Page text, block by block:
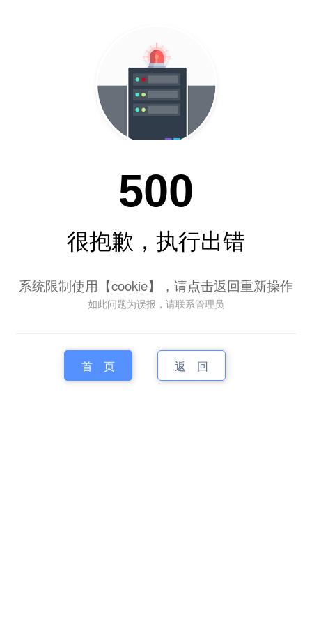
500
很抱歉，执行出错
系统限制使用【cookie】，请点击返回重新操作
如此问题为误报，请联系管理员
首 页 返 回